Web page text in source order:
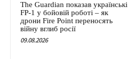
The Guardian показав українські
FP-1 у бойовій роботі – як
дрони Fire Point переносять
війну вглиб росії
09.08.2026